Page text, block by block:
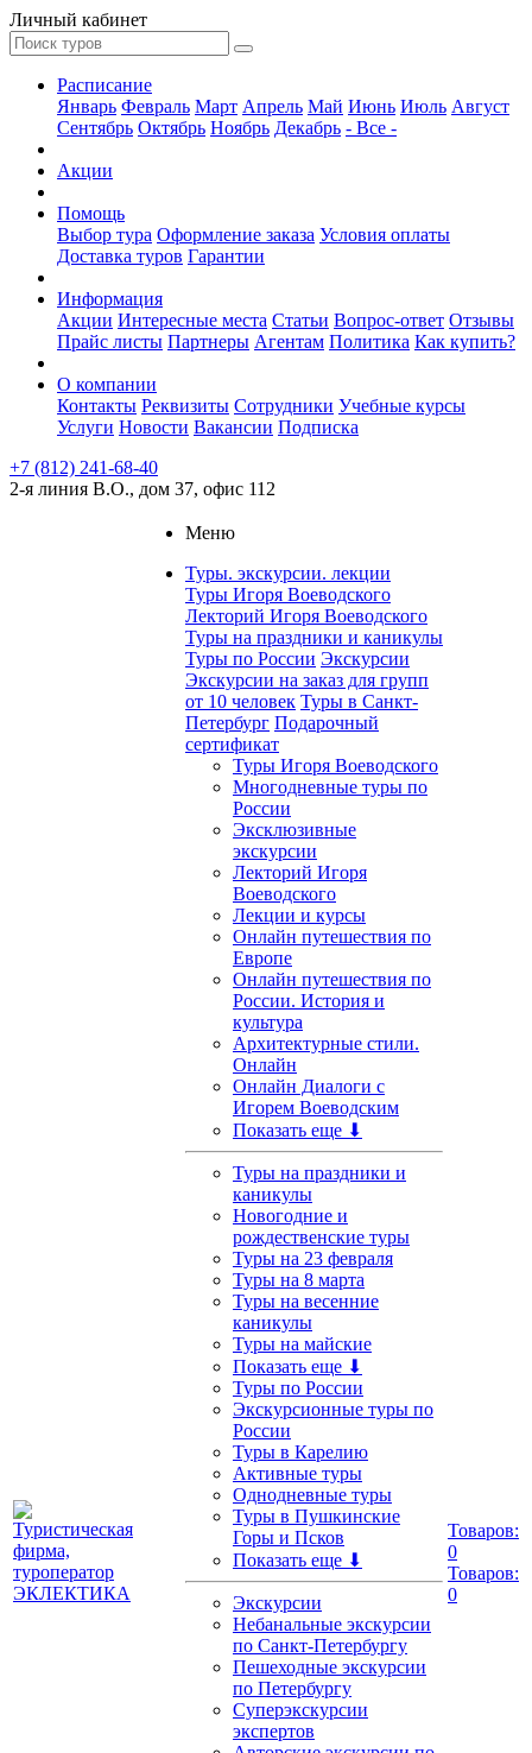
Личный кабинет
Расписание
Январь Февраль Март Апрель Май Июнь Июль Август
Сентябрь Октябрь Ноябрь Декабрь - Все -
Акции
Помощь
Выбор тура Оформление заказа Условия оплаты
Доставка туров Гарантии
Информация
Акции Интересные места Статьи Вопрос-ответ Отзывы
Прайс листы Партнеры Агентам Политика Как купить?
О компании
Контакты Реквизиты Сотрудники Учебные курсы
Услуги Новости Вакансии Подписка
+7 (812) 241-68-40
2-я линия В.О., дом 37, офис 112
Меню
Туры. экскурсии. лекции
Туры Игоря Воеводского
Лекторий Игоря Воеводского
Туры на праздники и каникулы
Туры по России Экскурсии
Экскурсии на заказ для групп
от 10 человек Туры в Санкт-
Петербург Подарочный
сертификат
Туры Игоря Воеводского
Многодневные туры по
России
Эксклюзивные
экскурсии
Лекторий Игоря
Воеводского
Лекции и курсы
Онлайн путешествия по
Европе
Онлайн путешествия по
России. История и
культура
Архитектурные стили.
Онлайн
Онлайн Диалоги с
Игорем Воеводским
Показать еще ⬇
Туры на праздники и
каникулы
Новогодние и
рождественские туры
Туры на 23 февраля
Туры на 8 марта
Туры на весенние
каникулы
Туры на майские
Показать еще ⬇
Туры по России
Экскурсионные туры по
России
Туры в Карелию
Активные туры
Однодневные туры
Туры в Пушкинские
Горы и Псков
Показать еще ⬇
Экскурсии
Небанальные экскурсии
по Санкт-Петербургу
Пешеходные экскурсии
по Петербургу
Суперэкскурсии
экспертов
Товаров:
0
Товаров:
0